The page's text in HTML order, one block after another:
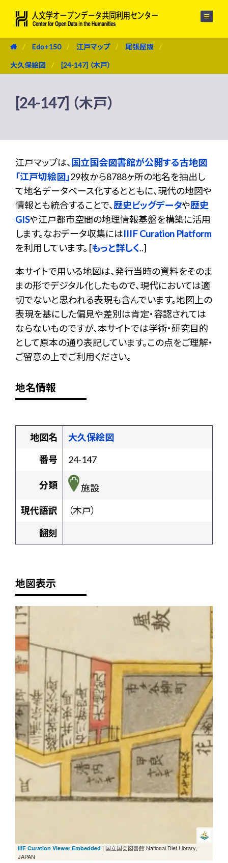
Edo+150 江戸マップ 尾張屋版
大久保絵図 [24-147] （木戸）
[24-147] （木戸）
江戸マップは、 国立国会図書館が公開する古地図
「江戸切絵図」29枚から8788ヶ所の地名を抽出し
て地名データベース化するとともに、現代の地図や
情報とも統合することで、歴史ビッグデータや歴史
GISや江戸都市空間の地理情報基盤を構築に活用
します。なおデータ収集にはIIIF Curation Platform
を利用しています。 [もっと詳しく..]
本サイトで用いる地図は、発行当時の資料をそのま
まの形でデジタル化したもので、現代においては適
切でないと思われる表現も含んでいます。地図上の
表現を基にした偏見や差別は肯定・容認されては
ならないものですが、本サイトでは学術・研究目的
として原本の通り表記しています。この点をご理解・
ご留意の上でご利用ください。
地名情報
地図名
大久保絵図
番号
24-147
分類
施設
現代語訳
（木戸）
翻刻
地図表示
+
-
IIIF Curation Viewer Embedded | 国立国会図書館 National Diet Library,
JAPAN